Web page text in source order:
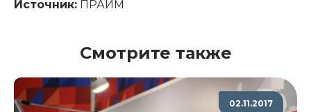
Источник: ПРАЙМ
Смотрите также
02.11.2017